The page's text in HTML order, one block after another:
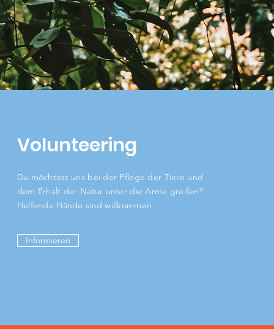
Volunteering
Du möchtest uns bei der Pflege der Tiere und
dem Erhalt der Natur unter die Arme greifen?
Helfende Hände sind willkommen.
Informieren